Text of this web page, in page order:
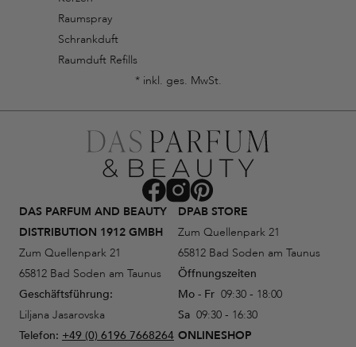
Raumspray
Schrankduft
Raumduft Refills
* inkl. ges. MwSt.
DAS PARFUM AND BEAUTY
DISTRIBUTION 1912 GMBH
Zum Quellenpark 21
65812 Bad Soden am Taunus
Geschäftsführung:
Liljana Jasarovska
Telefon: +49 (0) 6196 7668264
DPAB STORE
Zum Quellenpark 21
65812 Bad Soden am Taunus
Öffnungszeiten
Mo - Fr 09:30 - 18:00
Sa 09:30 - 16:30
ONLINESHOP